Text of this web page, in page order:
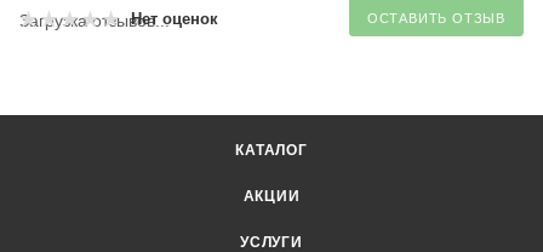
Нет оценок ОСТАВИТЬ ОТЗЫВ
Загрузка отзывов...
КАТАЛОГ
АКЦИИ
УСЛУГИ